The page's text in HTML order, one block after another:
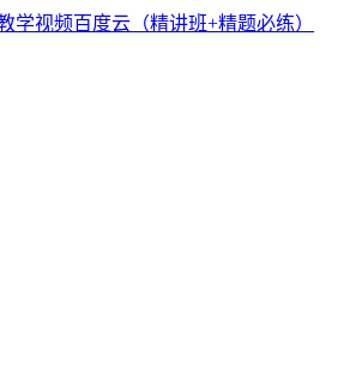
学视频百度云（精讲班+精题必练）